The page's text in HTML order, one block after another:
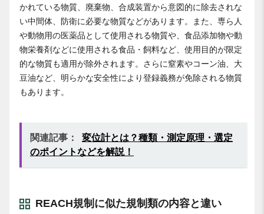
かれている物質、廃棄物、合成装置から意図的に除去されな
い中間体、防衛に必要な物質などがあります。また、専ら人
や動物用の医薬品として使用される物質や、食品添加物や動
物栄養剤などに使用される食品・飼料など、使用目的が限定
的な物質も適用が除外されます。さらに窒素やコーン油、大
豆油など、明らかな安全性により登録義務が免除される物質
もあります。
関連記事：
変位計とは？種類・測定原理・選定
のポイントなどを解説！
REACH規制に似た規制類の内容と違い